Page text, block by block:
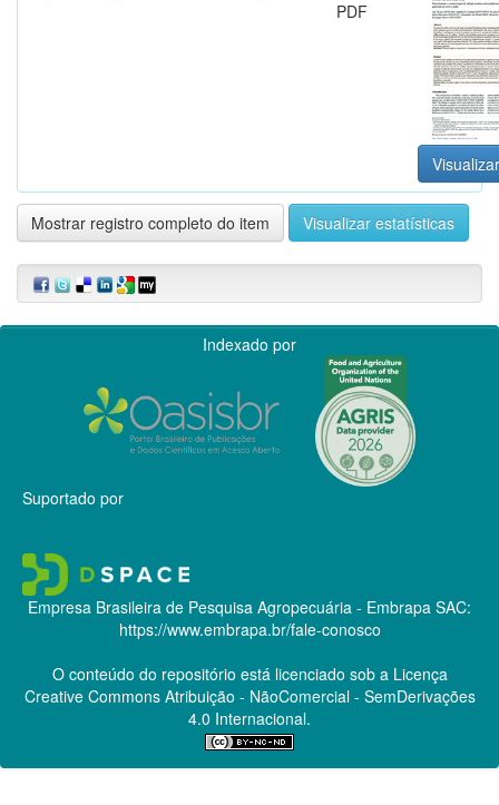
PDF
Mostrar registro completo do item Visualizar estatísticas
Indexado por
Suportado por
Empresa Brasileira de Pesquisa Agropecuária - Embrapa SAC:
https://www.embrapa.br/fale-conosco
O conteúdo do repositório está licenciado sob a Licença
Creative CommonsAtribuição - NãoComercial - SemDerivações
4.0 Internacional.